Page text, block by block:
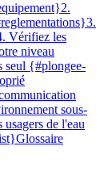
2.
3.
Vérifiez les
niveau
seul {#plongee-
sous-
usagers de l'eau
Glossaire